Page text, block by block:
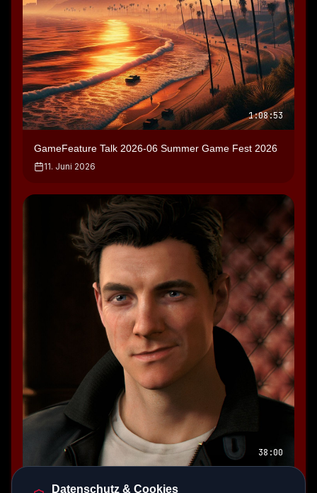
Speaker 0: so okay!
Speaker 0: Ich starte jetzt erst bei meiner Inselgrasse da
meine Station ab.
Speaker 0: Du hast ja sowas wie ein automatischen
Bohrer der halt automatisch bohrt um halt Erzabzubauen.
Speaker 0: aber ich muss das ja noch einsammeln.
Speaker 0: Und da diese Bohrer haben auch immer so ein
danach ist das Ding voll und es passiert nichts mehr.
Speaker 0: Also war ich immer im Kreislauf drin bis ich
irgendwann den nächsten Schritt machen konnte.
Speaker 0: Das hat sich dann halt immer wiederholt.
Speaker 0: Deswegen war dann irgendwann dieses
Adquate-of-Dronen sehr effizient weil die konnten für
mich Dinge erledigen und ich musste nicht immer von A
Speaker 0: Genauso wie du schaltest irgendwann ... Du
hast deinen Luftschiff dock wo du halt dein Luftschrift
parkst dass du das irgendwann abqueren kannst, dass du
schneller zu diesem Jogg hinfliegen kannst.
Speaker 0: Und nicht, dass ich erst so zwei, drei Minuten
zu meiner Insel fliege muss, wo ich immer noch nicht
sicher bin ob ich die Steuerung mag oder nicht.
Speaker 0: Das ist halt immer wie ein Joystick in der Hälz.
Speaker 0: Sprich drückst du den nach vorne und gehst
1:08:53
GameFeature Talk 2026-06 Summer Game Fest 2026
11. Juni 2026
38:00
007 First Light Test
Datenschutz & Cookies